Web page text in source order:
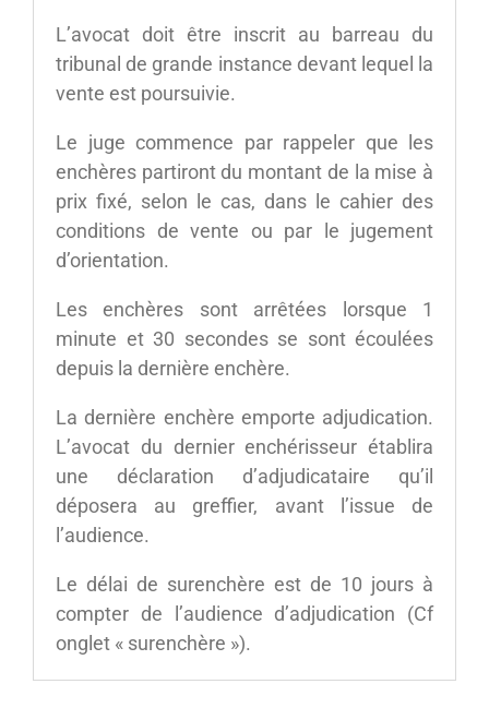
L’avocat doit être inscrit au barreau du
tribunal de grande instance devant lequel la
vente est poursuivie.
Le juge commence par rappeler que les
enchères partiront du montant de la mise à
prix fixé, selon le cas, dans le cahier des
conditions de vente ou par le jugement
d’orientation.
Les enchères sont arrêtées lorsque 1
minute et 30 secondes se sont écoulées
depuis la dernière enchère.
La dernière enchère emporte adjudication.
L’avocat du dernier enchérisseur établira
une déclaration d’adjudicataire qu’il
déposera au greffier, avant l’issue de
l’audience.
Le délai de surenchère est de 10 jours à
compter de l’audience d’adjudication (Cf
onglet « surenchère »).